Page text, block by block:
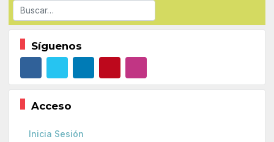
Buscar
Síguenos
Acceso
Inicia Sesión